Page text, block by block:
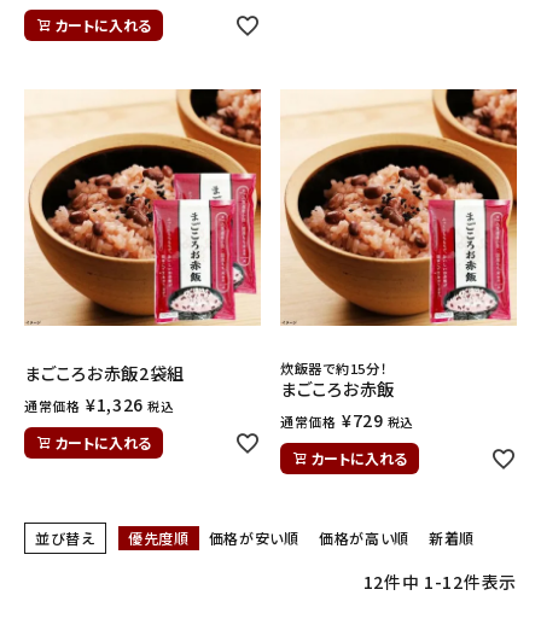
カートに入れる
まごころお赤飯2袋組
通常価格 ¥1,326 税込
カートに入れる
炊飯器で約15分！
まごころお赤飯
通常価格 ¥729 税込
カートに入れる
並び替え 優先度順 価格が安い順 価格が高い順 新着順
12件中 1-12件表示